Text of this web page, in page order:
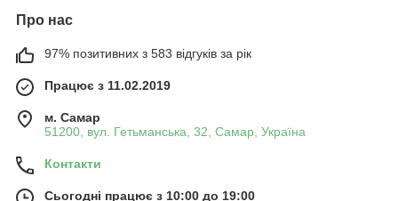
Про нас
97% позитивних з 583 відгуків за рік
Працює з 11.02.2019
м. Самар
51200, вул. Гетьманська, 32, Самар, Україна
Контакти
Сьогодні працює з 10:00 до 19:00